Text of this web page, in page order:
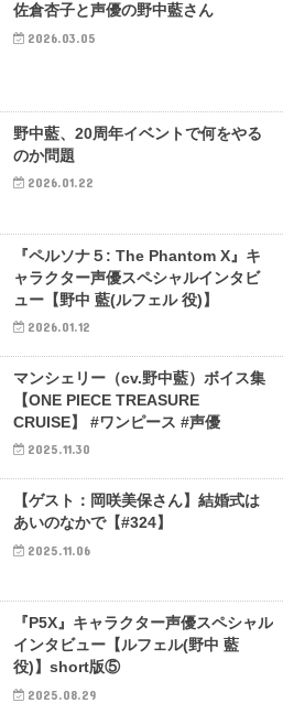
佐倉杏子と声優の野中藍さん
2026.03.05
野中藍、20周年イベントで何をやる
のか問題
2026.01.22
『ペルソナ５: The Phantom X』キ
ャラクター声優スペシャルインタビ
ュー【野中 藍(ルフェル 役)】
2026.01.12
マンシェリー（cv.野中藍）ボイス集
【ONE PIECE TREASURE
CRUISE】 #ワンピース #声優
2025.11.30
【ゲスト：岡咲美保さん】結婚式は
あいのなかで【#324】
2025.11.06
『P5X』キャラクター声優スペシャル
インタビュー【ルフェル(野中 藍
役)】short版⑤
2025.08.29